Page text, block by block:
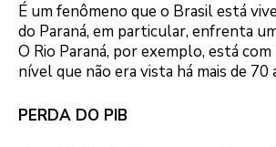
É um fenômeno que o Brasil está
do Paraná, em particular, enfrenta
O Rio Paraná, por exemplo, está
nível que não era vista há mais de 70
PERDA DO PIB